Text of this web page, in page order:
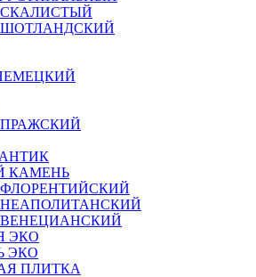
КАМЕНЬ
ЭКО
ЭКО
ПЛИТКА